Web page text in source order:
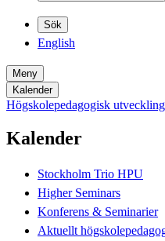
Sök
English
Meny
Kalender
Högskolepedagogisk utveckling
Kalender
Stockholm Trio HPU
Higher Seminars
Konferens & Seminarier
Aktuellt